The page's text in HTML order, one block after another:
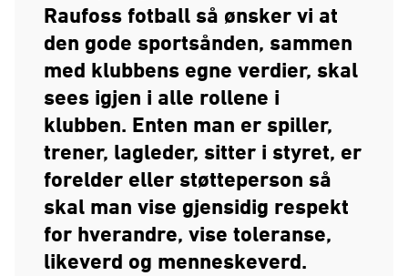
Raufoss fotball så ønsker vi at
den gode sportsånden, sammen
med klubbens egne verdier, skal
sees igjen i alle rollene i
klubben. Enten man er spiller,
trener, lagleder, sitter i styret, er
forelder eller støtteperson så
skal man vise gjensidig respekt
for hverandre, vise toleranse,
likeverd og menneskeverd.